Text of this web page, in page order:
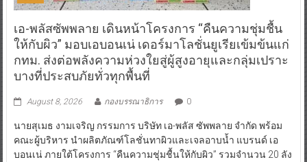
เอ-พลัสซัพพลาย เดินหน้าโครงการ “คืนความชุ่มชื้น
ให้กับผิว” มอบเอบอนเน่ เดอร์มาโลชั่นยูเรียเข้มข้นแก่
กทม. ส่งต่อพลังความห่วงใยสู่ผู้สูงอายุและกลุ่มเปราะ
บางที่ประสบภัยทั่วทุกพื้นที่
August 8, 2026 กองบรรณาธิการ 0
นายสุเมธ งามเจริญ กรรมการ บริษัท เอ-พลัส ซัพพลาย จำกัด พร้อม
คณะผู้บริหาร นำผลิตภัณฑ์โลชั่นทาผิวและเจลอาบน้ำ แบรนด์ เอ
บอนเน่ ภายใต้โครงการ “คืนความชุ่มชื้นให้กับผิว” รวมจำนวน 20 ลัง